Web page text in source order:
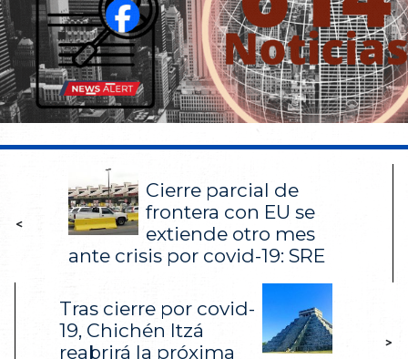
<
Cierre parcial de
frontera con EU se
extiende otro mes
ante crisis por covid-19: SRE
Tras cierre por covid-
19, Chichén Itzá
reabrirá la próxima
>